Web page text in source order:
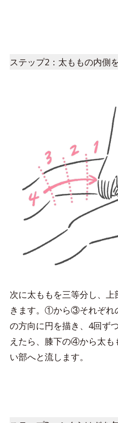
ステップ2：太ももの内側
次に太ももを三等分し、
きます。①から③それぞれ
の方向に円を描き、4回ず
えたら、膝下の④から太も
い部へと流します。